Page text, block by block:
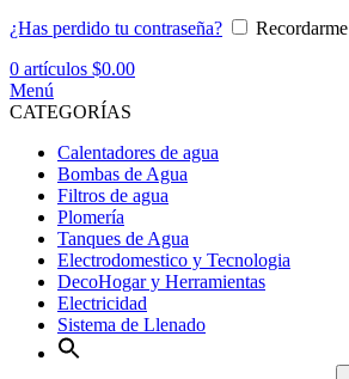
¿Has perdido tu contraseña?
Recordarme
0 artículos $0.00
Menú
CATEGORÍAS
Calentadores de agua
Bombas de Agua
Filtros de agua
Plomería
Tanques de Agua
Electrodomestico y Tecnologia
DecoHogar y Herramientas
Electricidad
Sistema de Llenado